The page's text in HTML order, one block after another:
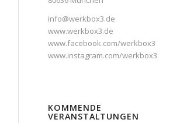
Office 365
info@werkbox3.de
www.werkbox3.de
www.facebook.com/werkbox3
www.instagram.com/werkbox3
KOMMENDE
VERANSTALTUNGEN